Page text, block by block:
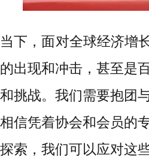
当下，面对全球经济增
的出现和冲击，甚至是
和挑战。我们需要抱团
相信凭着协会和会员的
探索，我们可以应对这